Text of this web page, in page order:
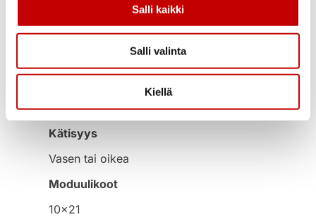
Salli kaikki
Salli valinta
Kiellä
Karmi ja kynnys
Mäntyliimapuukarmi 53×115 mm,
etureunalla ja kulutuslistalla.
<0,80 W/m²K
Kätisyys
Vasen tai oikea
Moduulikoot
10×21